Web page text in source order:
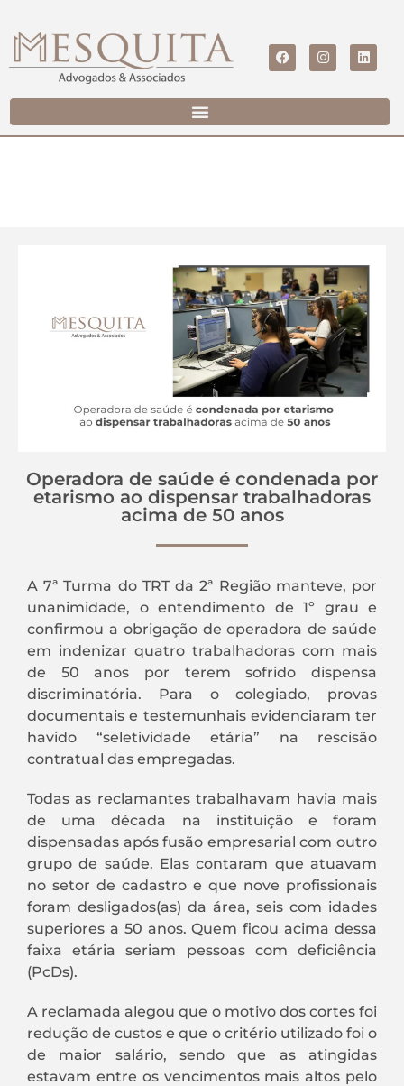
Operadora de saúde é condenada por
etarismo ao dispensar trabalhadoras
acima de 50 anos
A 7ª Turma do TRT da 2ª Região manteve, por
unanimidade, o entendimento de 1º grau e
confirmou a obrigação de operadora de saúde
em indenizar quatro trabalhadoras com mais
de 50 anos por terem sofrido dispensa
discriminatória. Para o colegiado, provas
documentais e testemunhais evidenciaram ter
havido “seletividade etária” na rescisão
contratual das empregadas.
Todas as reclamantes trabalhavam havia mais
de uma década na instituição e foram
dispensadas após fusão empresarial com outro
grupo de saúde. Elas contaram que atuavam
no setor de cadastro e que nove profissionais
foram desligados(as) da área, seis com idades
superiores a 50 anos. Quem ficou acima dessa
faixa etária seriam pessoas com deficiência
(PcDs).
A reclamada alegou que o motivo dos cortes foi
redução de custos e que o critério utilizado foi o
de maior salário, sendo que as atingidas
estavam entre os vencimentos mais altos pelo